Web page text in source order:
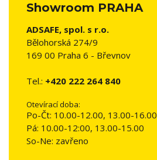
Showroom PRAHA
ADSAFE, spol. s r.o.
Bělohorská 274/9
169 00 Praha 6 - Břevnov
Tel.: +420 222 264 840
Otevírací doba:
Po-Čt: 10.00-12.00, 13.00-16.00
Pá: 10.00-12:00, 13.00-15.00
So-Ne: zavřeno